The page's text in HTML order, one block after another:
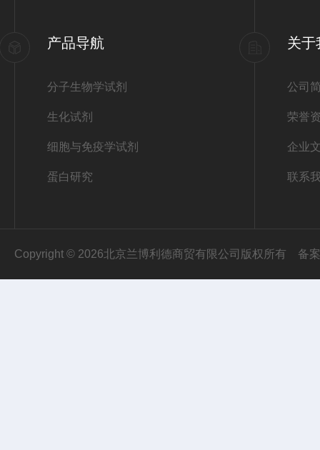
产品导航
分子生物学试剂
生化试剂
细胞与免疫学试剂
蛋白研究
关于
公司
荣誉
企业
联系
Copyright © 2026北京兰博利德商贸有限公司版权所有 备